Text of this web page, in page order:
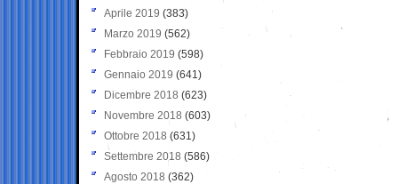
Aprile 2019 (383)
Marzo 2019 (562)
Febbraio 2019 (598)
Gennaio 2019 (641)
Dicembre 2018 (623)
Novembre 2018 (603)
Ottobre 2018 (631)
Settembre 2018 (586)
Agosto 2018 (362)